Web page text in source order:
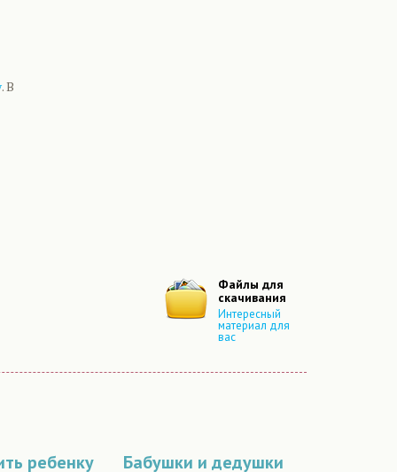
. В
Файлы для
скачивания
Интересный
материал для
вас
ребенку
Бабушки и дедушки